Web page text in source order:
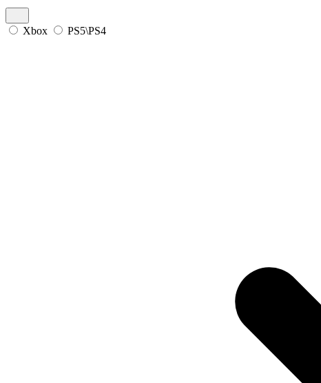
Xbox PS5\PS4